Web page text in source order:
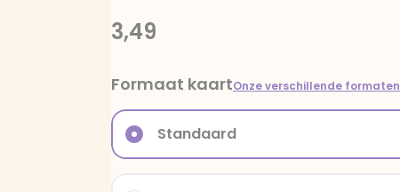
3,49
Formaat kaartOnze verschillende formaten
Standaard